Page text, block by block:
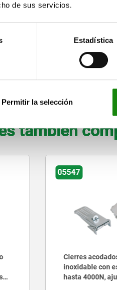
de sus servicios.
Estadística
Permitir la selección
también
05547
Cierres
inoxidable con
hasta 4000N,